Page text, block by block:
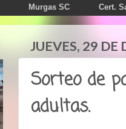
Murgas SC Cert.
JUEVES, 29
Sorteo de
adultas.